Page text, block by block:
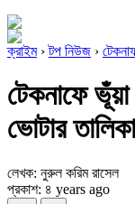
ক্রাইম›টপ নিউজ ›
টেকনাফে ভূঁয়া
ভোটার
লেখক: নুরুল করিম রাসেল
প্রকাশ: ৪ years ago